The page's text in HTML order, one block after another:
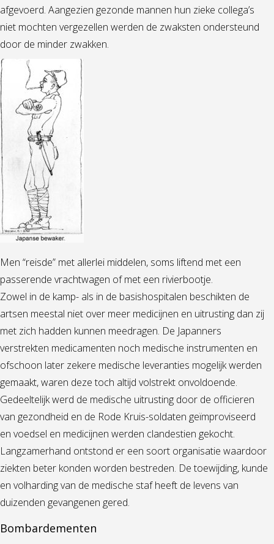
afgevoerd. Aangezien gezonde mannen hun zieke collega’s
niet mochten vergezellen werden de zwaksten ondersteund
door de minder zwakken.
Men “reisde” met allerlei middelen, soms liftend met een
passerende vrachtwagen of met een rivierbootje.
Zowel in de kamp- als in de basishospitalen beschikten de
artsen meestal niet over meer medicijnen en uitrusting dan zij
met zich hadden kunnen meedragen. De Japanners
verstrekten medicamenten noch medische instrumenten en
ofschoon later zekere medische leveranties mogelijk werden
gemaakt, waren deze toch altijd volstrekt onvoldoende.
Gedeeltelijk werd de medische uitrusting door de officieren
van gezondheid en de Rode Kruis-soldaten geïmproviseerd
en voedsel en medicijnen werden clandestien gekocht.
Langzamerhand ontstond er een soort organisatie waardoor
ziekten beter konden worden bestreden. De toewijding, kunde
en volharding van de medische staf heeft de levens van
duizenden gevangenen gered.
Bombardementen